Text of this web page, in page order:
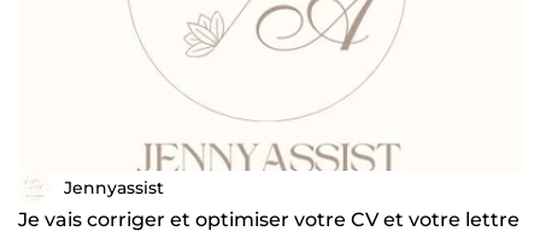
Jennyassist
Je vais corriger et optimiser votre CV et votre lettre